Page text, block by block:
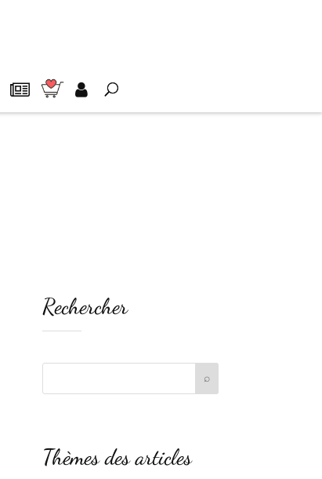
Rechercher
Thèmes des articles